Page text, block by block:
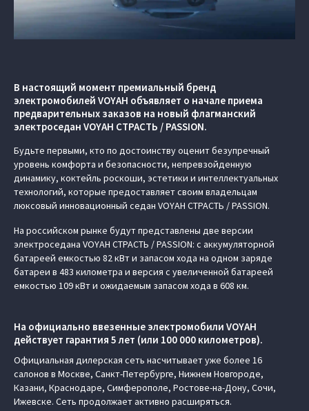
В настоящий момент премиальный бренд
электромобилей VOYAH объявляет о начале приема
предварительных заказов на новый флагманский
электроседан VOYAH СТРАСТЬ / PASSION.
Будьте первыми, кто по достоинству оценит безупречный
уровень комфорта и безопасности, непревзойденную
динамику, коктейль роскоши, эстетики и интеллектуальных
технологий, которые предоставляет своим владельцам
люксовый инновационный седан VOYAH СТРАСТЬ / PASSION.
На российском рынке будут представлены две версии
электроседана VOYAH СТРАСТЬ / PASSION: с аккумуляторной
батареей емкостью 82 кВт и запасом хода на одном заряде
батареи в 483 километра и версия с увеличенной батареей
емкостью 109 кВт и ожидаемым запасом хода в 608 км.
На официально ввезенные электромобили VOYAH
действует гарантия 5 лет (или 100 000 километров).
Официальная дилерская сеть насчитывает уже более 16
салонов в Москве, Санкт-Петербурге, Нижнем Новгороде,
Казани, Краснодаре, Симферополе, Ростове-на-Дону, Сочи,
Ижевске. Сеть продолжает активно расширяться.